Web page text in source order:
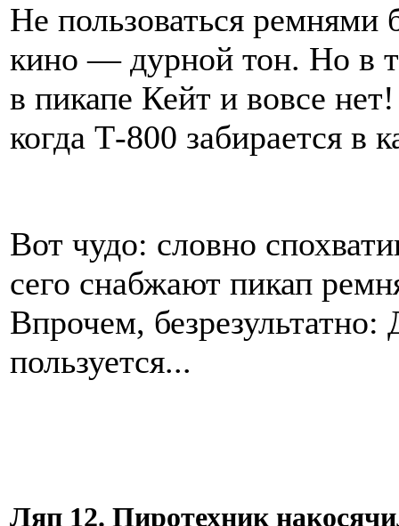
Не пользоваться ремнями
кино — дурной тон. Но в
в пикапе Кейт и вовсе
когда Т-800 забирается в
Вот чудо: словно
сего снабжают пикап
Впрочем,
пользуется...
Ляп 12. Пиротехник